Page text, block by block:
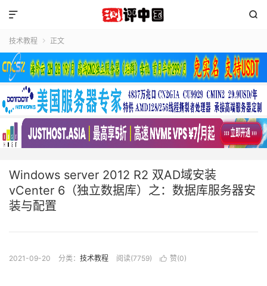


技术教程  正文
Windows server 2012 R2 双AD域安装
vCenter 6（独立数据库）之：数据库服务器安
装与配置
2021-09-20 分类： 技术教程 阅读(7759)  赞(0)